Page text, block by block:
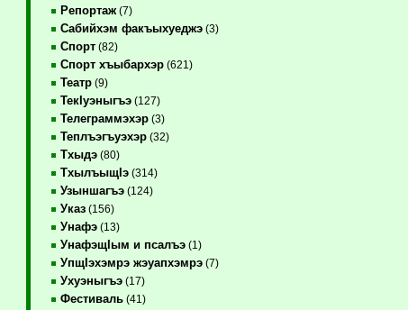
Репортаж(7)
Сабийхэм факъыхуеджэ(3)
Спорт(82)
Спорт хъыбархэр(621)
Театр(9)
ТекIуэныгъэ(127)
Телеграммэхэр(3)
Теплъэгъуэхэр(32)
Тхыдэ(80)
ТхылъыщIэ(314)
Узыншагъэ(124)
Указ(156)
Унафэ(13)
УнафэщIым и псалъэ(1)
УпщIэхэмрэ жэуапхэмрэ(7)
Ухуэныгъэ(17)
Фестиваль(41)